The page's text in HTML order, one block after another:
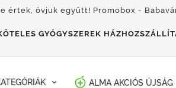
értek, óvjuk együtt! Promobox -
GYÓGYSZEREK
ALMA AKCIÓS ÚJSÁG